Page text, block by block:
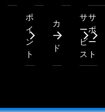
ポ
イ
ン
ト
カ
ー
ド
サ
ー
ビ
ス
サ
ポ
ー
ト